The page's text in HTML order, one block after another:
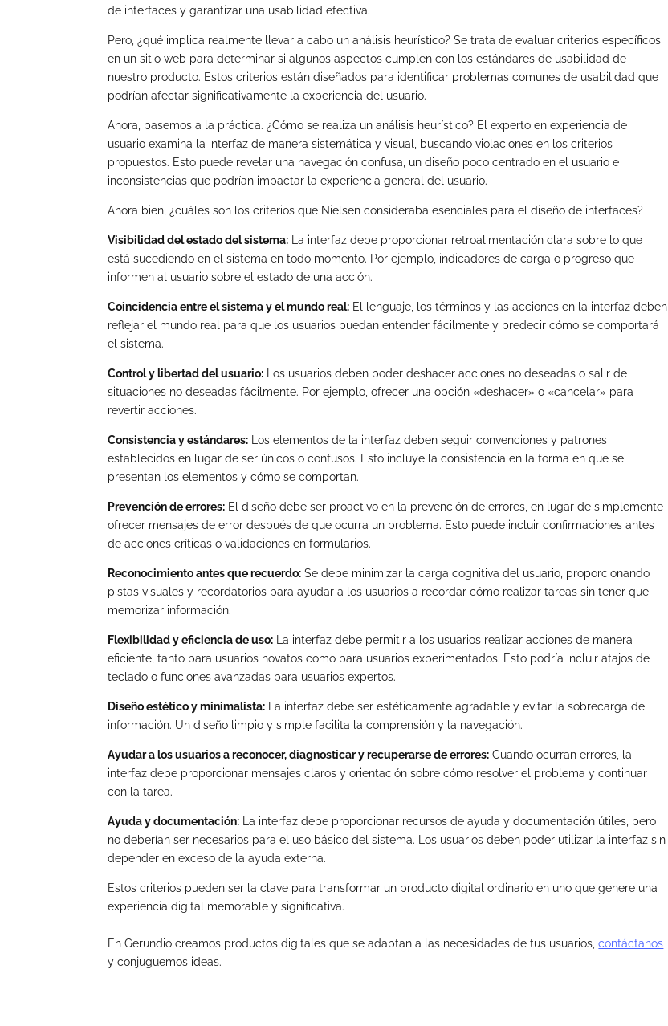
de interfaces y garantizar una usabilidad efectiva.
Pero, ¿qué implica realmente llevar a cabo un análisis heurístico? Se trata de evaluar criterios específicos
en un sitio web para determinar si algunos aspectos cumplen con los estándares de usabilidad de
nuestro producto. Estos criterios están diseñados para identificar problemas comunes de usabilidad que
podrían afectar significativamente la experiencia del usuario.
Ahora, pasemos a la práctica. ¿Cómo se realiza un análisis heurístico? El experto en experiencia de
usuario examina la interfaz de manera sistemática y visual, buscando violaciones en los criterios
propuestos. Esto puede revelar una navegación confusa, un diseño poco centrado en el usuario e
inconsistencias que podrían impactar la experiencia general del usuario.
Ahora bien, ¿cuáles son los criterios que Nielsen consideraba esenciales para el diseño de interfaces?
Visibilidad del estado del sistema: La interfaz debe proporcionar retroalimentación clara sobre lo que
está sucediendo en el sistema en todo momento. Por ejemplo, indicadores de carga o progreso que
informen al usuario sobre el estado de una acción.
Coincidencia entre el sistema y el mundo real: El lenguaje, los términos y las acciones en la interfaz deben
reflejar el mundo real para que los usuarios puedan entender fácilmente y predecir cómo se comportará
el sistema.
Control y libertad del usuario: Los usuarios deben poder deshacer acciones no deseadas o salir de
situaciones no deseadas fácilmente. Por ejemplo, ofrecer una opción «deshacer» o «cancelar» para
revertir acciones.
Consistencia y estándares: Los elementos de la interfaz deben seguir convenciones y patrones
establecidos en lugar de ser únicos o confusos. Esto incluye la consistencia en la forma en que se
presentan los elementos y cómo se comportan.
Prevención de errores: El diseño debe ser proactivo en la prevención de errores, en lugar de simplemente
ofrecer mensajes de error después de que ocurra un problema. Esto puede incluir confirmaciones antes
de acciones críticas o validaciones en formularios.
Reconocimiento antes que recuerdo: Se debe minimizar la carga cognitiva del usuario, proporcionando
pistas visuales y recordatorios para ayudar a los usuarios a recordar cómo realizar tareas sin tener que
memorizar información.
Flexibilidad y eficiencia de uso: La interfaz debe permitir a los usuarios realizar acciones de manera
eficiente, tanto para usuarios novatos como para usuarios experimentados. Esto podría incluir atajos de
teclado o funciones avanzadas para usuarios expertos.
Diseño estético y minimalista: La interfaz debe ser estéticamente agradable y evitar la sobrecarga de
información. Un diseño limpio y simple facilita la comprensión y la navegación.
Ayudar a los usuarios a reconocer, diagnosticar y recuperarse de errores: Cuando ocurran errores, la
interfaz debe proporcionar mensajes claros y orientación sobre cómo resolver el problema y continuar
con la tarea.
Ayuda y documentación: La interfaz debe proporcionar recursos de ayuda y documentación útiles, pero
no deberían ser necesarios para el uso básico del sistema. Los usuarios deben poder utilizar la interfaz sin
depender en exceso de la ayuda externa.
Estos criterios pueden ser la clave para transformar un producto digital ordinario en uno que genere una
experiencia digital memorable y significativa.
En Gerundio creamos productos digitales que se adaptan a las necesidades de tus usuarios,contáctanos
y conjuguemos ideas.